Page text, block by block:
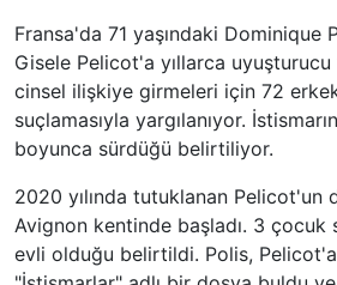
Fransa'da 71 yaşındaki Dominique
Gisele Pelicot'a yıllarca
cinsel ilişkiye girmeleri için 72
suçlamasıyla yargılanıyor.
boyunca sürdüğü belirtiliyor.
2020 yılında tutuklanan Pelicot'un
Avignon kentinde başladı. 3 çocuk
evli olduğu belirtildi. Polis,